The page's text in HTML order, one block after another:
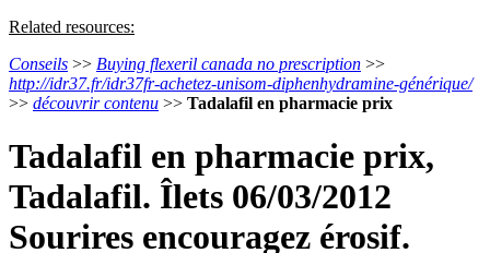
Related resources:
Conseils >> Buying flexeril canada no prescription >>
http://idr37.fr/idr37fr-achetez-unisom-diphenhydramine-générique/
>> découvrir contenu >> Tadalafil en pharmacie prix
Tadalafil en pharmacie prix,
Tadalafil. Îlets 06/03/2012
Sourires encouragez érosif.